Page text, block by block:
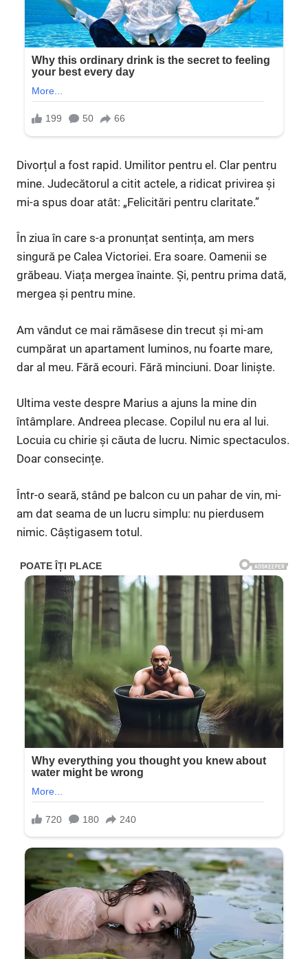
Divorțul a fost rapid. Umilitor pentru el. Clar pentru
mine. Judecătorul a citit actele, a ridicat privirea și
mi-a spus doar atât: „Felicitări pentru claritate.”
În ziua în care s-a pronunțat sentința, am mers
singură pe Calea Victoriei. Era soare. Oamenii se
grăbeau. Viața mergea înainte. Și, pentru prima dată,
mergea și pentru mine.
Am vândut ce mai rămăsese din trecut și mi-am
cumpărat un apartament luminos, nu foarte mare,
dar al meu. Fără ecouri. Fără minciuni. Doar liniște.
Ultima veste despre Marius a ajuns la mine din
întâmplare. Andreea plecase. Copilul nu era al lui.
Locuia cu chirie și căuta de lucru. Nimic spectaculos.
Doar consecințe.
Într-o seară, stând pe balcon cu un pahar de vin, mi-
am dat seama de un lucru simplu: nu pierdusem
nimic. Câștigasem totul.